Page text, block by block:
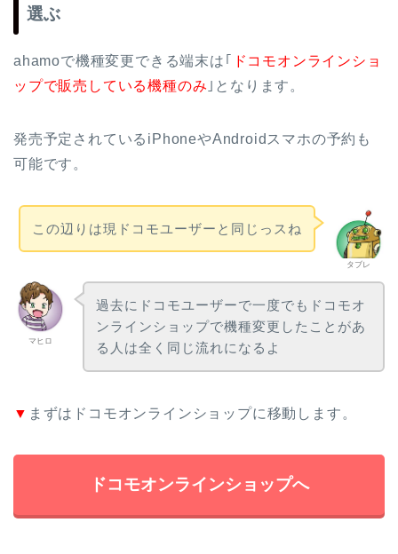
選ぶ
ahamoで機種変更できる端末は｢ ドコモオンラインショ
ップで販売している機種のみ ｣となります。
発売予定されているiPhoneやAndroidスマホの予約も
可能です。
タブレ
この辺りは現ドコモユーザーと同じっスね
マヒロ
過去にドコモユーザーで一度でもドコモオ
ンラインショップで機種変更したことがあ
る人は全く同じ流れになるよ
▼ まずはドコモオンラインショップに移動します。
ドコモオンラインショップへ